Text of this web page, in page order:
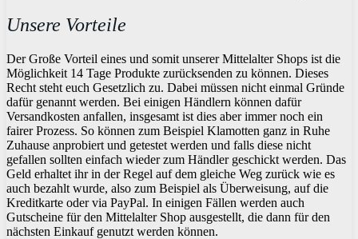
Unsere Vorteile
Der Große Vorteil eines und somit unserer Mittelalter Shops ist die
Möglichkeit 14 Tage Produkte zurücksenden zu können. Dieses
Recht steht euch Gesetzlich zu. Dabei müssen nicht einmal Gründe
dafür genannt werden. Bei einigen Händlern können dafür
Versandkosten anfallen, insgesamt ist dies aber immer noch ein
fairer Prozess. So können zum Beispiel Klamotten ganz in Ruhe
Zuhause anprobiert und getestet werden und falls diese nicht
gefallen sollten einfach wieder zum Händler geschickt werden. Das
Geld erhaltet ihr in der Regel auf dem gleiche Weg zurück wie es
auch bezahlt wurde, also zum Beispiel als Überweisung, auf die
Kreditkarte oder via PayPal. In einigen Fällen werden auch
Gutscheine für den Mittelalter Shop ausgestellt, die dann für den
nächsten Einkauf genutzt werden können.